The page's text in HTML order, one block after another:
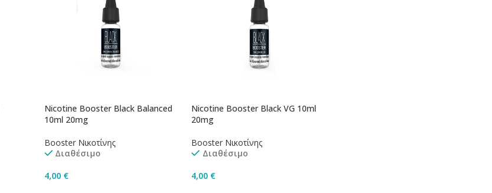
Nicotine Booster Black Balanced
10ml 20mg
Booster Νικοτίνης
Διαθέσιμο
4,00 €
Nicotine Booster Black VG 10ml
20mg
Booster Νικοτίνης
Διαθέσιμο
4,00 €